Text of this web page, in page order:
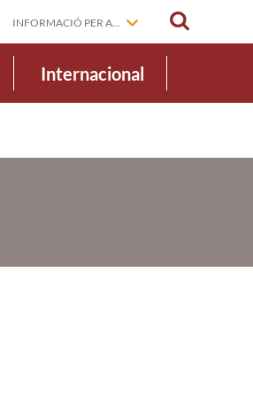
INFORMACIÓ PER A...
Internacional